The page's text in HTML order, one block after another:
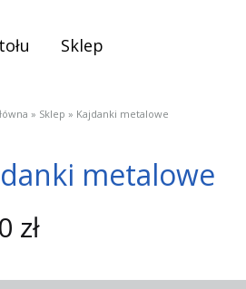
Sklep
» Sklep » Kajdanki metalowe
metalowe
zł